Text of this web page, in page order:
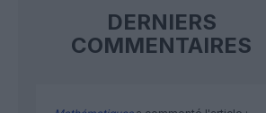
DERNIERS
COMMENTAIRES